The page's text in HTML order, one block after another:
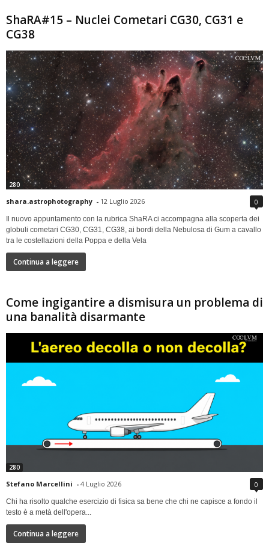
ShaRA#15 – Nuclei Cometari CG30, CG31 e
CG38
280
shara.astrophotography - 12 Luglio 2026 0
Il nuovo appuntamento con la rubrica ShaRA ci accompagna alla scoperta dei
globuli cometari CG30, CG31, CG38, ai bordi della Nebulosa di Gum a cavallo
tra le costellazioni della Poppa e della Vela
Continua a leggere
Come ingigantire a dismisura un problema di
una banalità disarmante
280
Stefano Marcellini - 4 Luglio 2026 0
Chi ha risolto qualche esercizio di fisica sa bene che chi ne capisce a fondo il
testo è a metà dell'opera...
Continua a leggere